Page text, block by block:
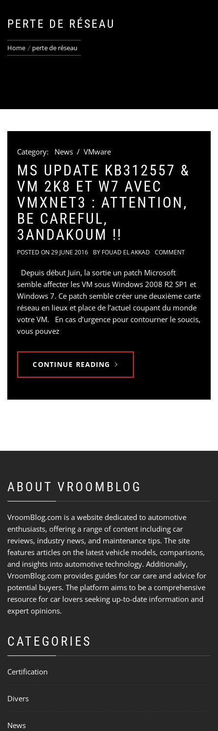
PERTE DE RÉSEAU
Home perte de réseau
Category: News / VMware
MS UPDATE KB312557 &
VM 2K8 ET W7 AVEC
VMXNET3 : ATTENTION,
BE CAREFUL,
3ANDAKOUM !!
POSTED ON 29 JUNE 2016 BY FOUAD EL AKKAD COMMENT
Depuis début Juin, la sortie un patch Microsoft
semble affecter les VM sous Windows 2008 R2 SP1 et
Windows 7. Ce patch semble créer une deuxième carte
réseau en lieux et place de l’actuel coupant du monde
votre VM. En cas d’urgence pour contourner le soucis,
vous pouvez
CONTINUE READING
ABOUT VROOMBLOG
VroomBlog.com is a website dedicated to automotive
enthusiasts, offering a range of content including car
reviews, industry news, and maintenance tips. The site
features articles on the latest vehicle models, comparisons,
and insights into automotive technology. Additionally,
VroomBlog.com provides guides for car care and advice for
potential buyers. The platform aims to be a comprehensive
resource for car lovers seeking up-to-date information and
expert opinions.
CATEGORIES
Certification
Divers
News